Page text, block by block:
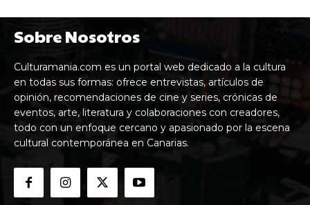
Sobre Nosotros
Culturamania.com es un portal web dedicado a la cultura
en todas sus formas: ofrece entrevistas, artículos de
opinión, recomendaciones de cine y series, crónicas de
eventos, arte, literatura y colaboraciones con creadores,
todo con un enfoque cercano y apasionado por la escena
cultural contemporánea en Canarias.